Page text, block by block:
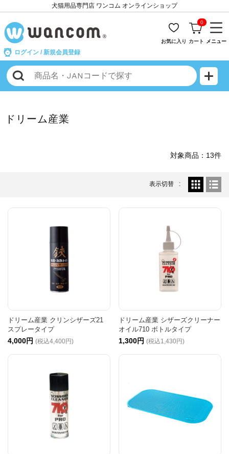
犬猫用品専門店 ワンコム オンラインショップ
ログイン / 新規会員登録
お気に入り
0
カート メニュー
ドリーム産業
対象商品：13件
表示切替
ドリーム産業 クリンシザーズ21
スプレータイプ
4,000円 (税込4,400円)
ドリーム産業 シザーズクリーナー
オイル710 ボトルタイプ
1,300円 (税込1,430円)